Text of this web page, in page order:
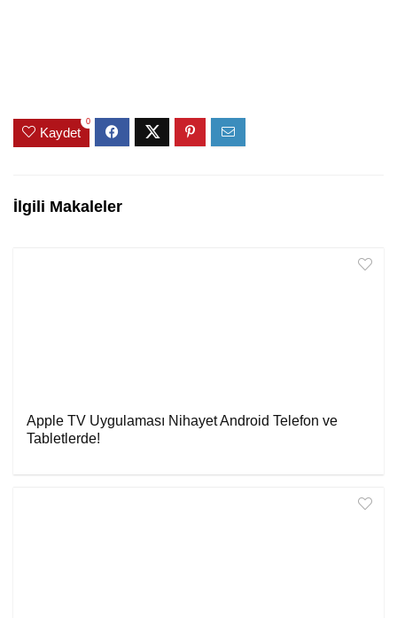
Kaydet
0
İlgili Makaleler
Apple TV Uygulaması Nihayet Android Telefon ve
Tabletlerde!